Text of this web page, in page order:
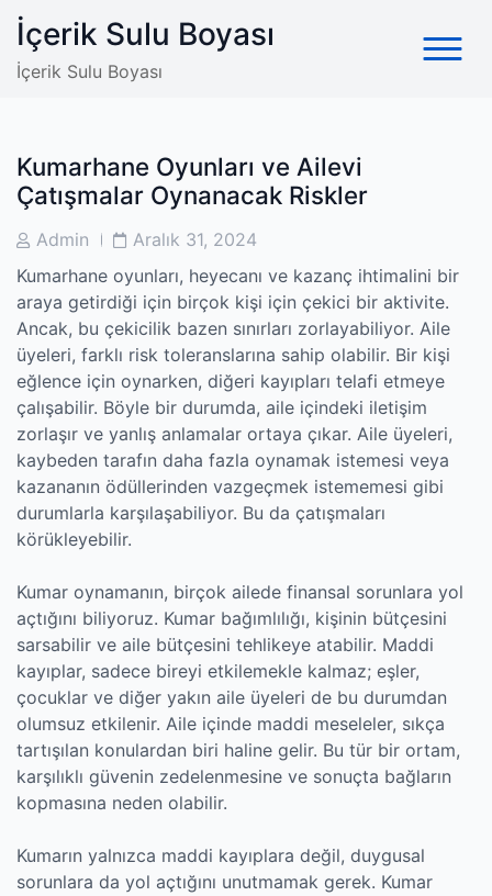
Skip
content
İçerik Sulu Boyası
İçerik Sulu Boyası
Kumarhane Oyunları ve Ailevi
Çatışmalar Oynanacak Riskler
PostAdmin
PostAralık 31, 2024
Kumarhane oyunları, heyecanı ve kazanç ihtimalini bir
araya getirdiği için birçok kişi için çekici bir aktivite.
Ancak, bu çekicilik bazen sınırları zorlayabiliyor. Aile
üyeleri, farklı risk toleranslarına sahip olabilir. Bir kişi
eğlence için oynarken, diğeri kayıpları telafi etmeye
çalışabilir. Böyle bir durumda, aile içindeki iletişim
zorlaşır ve yanlış anlamalar ortaya çıkar. Aile üyeleri,
kaybeden tarafın daha fazla oynamak istemesi veya
kazananın ödüllerinden vazgeçmek istememesi gibi
durumlarla karşılaşabiliyor. Bu da çatışmaları
körükleyebilir.
Kumar oynamanın, birçok ailede finansal sorunlara yol
açtığını biliyoruz. Kumar bağımlılığı, kişinin bütçesini
sarsabilir ve aile bütçesini tehlikeye atabilir. Maddi
kayıplar, sadece bireyi etkilemekle kalmaz; eşler,
çocuklar ve diğer yakın aile üyeleri de bu durumdan
olumsuz etkilenir. Aile içinde maddi meseleler, sıkça
tartışılan konulardan biri haline gelir. Bu tür bir ortam,
karşılıklı güvenin zedelenmesine ve sonuçta bağların
kopmasına neden olabilir.
Kumarın yalnızca maddi kayıplara değil, duygusal
sorunlara da yol açtığını unutmamak gerek. Kumar